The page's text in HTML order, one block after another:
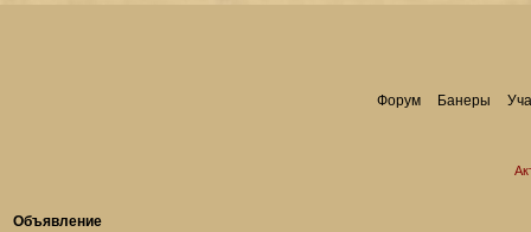
Форум Банеры
Объявление